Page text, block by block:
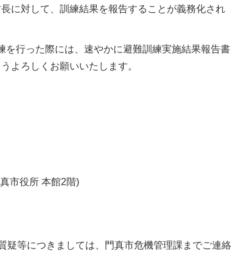
に対して、訓練結果を報告することが義務化され
を行った際には、速やかに避難訓練実施結果報告書
よろしくお願いいたします。
市役所 本館2階)
疑等につきましては、門真市危機管理課までご連絡